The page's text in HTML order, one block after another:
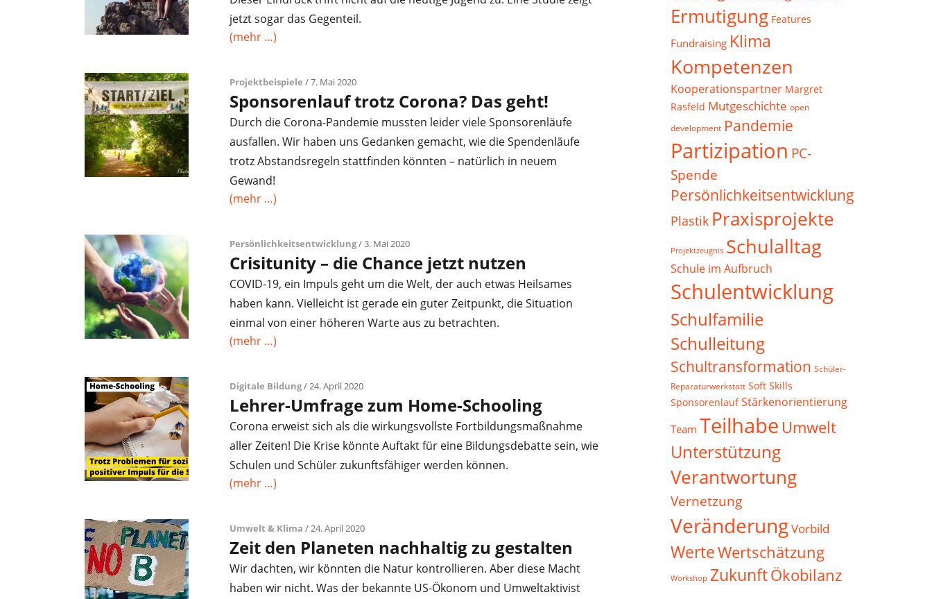
jetzt sogar das Gegenteil.
(mehr …)
Projektbeispiele / 7. Mai 2020
Sponsorenlauf trotz Corona? Das geht!
Durch die Corona-Pandemie mussten leider viele Sponsorenläufe
ausfallen. Wir haben uns Gedanken gemacht, wie die Spendenläufe
trotz Abstandsregeln stattfinden könnten – natürlich in neuem
Gewand!
(mehr …)
Persönlichkeitsentwicklung/ 3. Mai 2020
Crisitunity – die Chance jetzt nutzen
COVID-19, ein Impuls geht um die Welt, der auch etwas Heilsames
haben kann. Vielleicht ist gerade ein guter Zeitpunkt, die Situation
einmal von einer höheren Warte aus zu betrachten.
(mehr …)
Digitale Bildung/ 24. April 2020
Lehrer-Umfrage zum Home-Schooling
Corona erweist sich als die wirkungsvollste Fortbildungsmaßnahme
aller Zeiten! Die Krise könnte Auftakt für eine Bildungsdebatte sein, wie
Schulen und Schüler zukunftsfähiger werden können.
(mehr …)
Umwelt & Klima / 24. April 2020
Zeit den Planeten nachhaltig zu gestalten
Wir dachten, wir könnten die Natur kontrollieren. Aber diese Macht
haben wir nicht. Was der bekannte US-Ökonom und Umweltaktivist
Ermutigung Features
Fundraising Klima
Kompetenzen
Kooperationspartner Margret
Rasfeld Mutgeschichte open
development Pandemie
Partizipation PC-
Spende
Persönlichkeitsentwicklung
Plastik Praxisprojekte
Projektzeugnis Schulalltag
Schule im Aufbruch
Schulentwicklung
Schulfamilie
Schulleitung
Schultransformation Schüler-
Reparaturwerkstatt Soft Skills
Sponsorenlauf Stärkenorientierung
Team Teilhabe Umwelt
Unterstützung
Verantwortung
Vernetzung
VeränderungVorbild
WerteWertschätzung
Workshop ZukunftÖkobilanz